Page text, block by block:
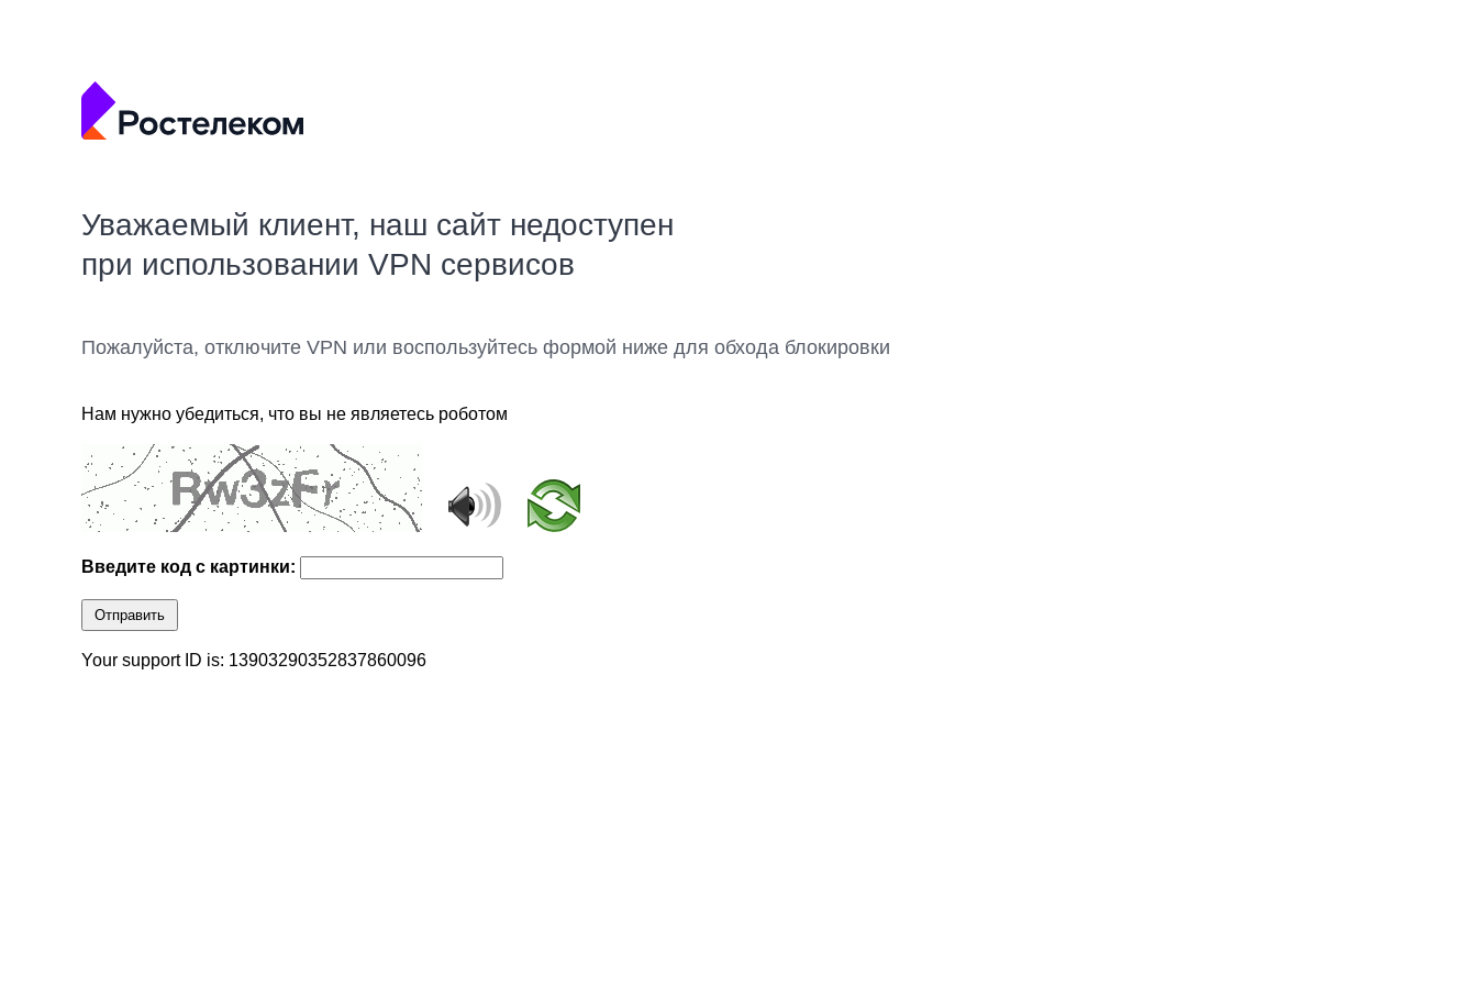
Уважаемый клиент, наш сайт недоступен
при использовании VPN сервисов
Пожалуйста, отключите VPN или воспользуйтесь формой ниже для обхода блокировки
Нам нужно убедиться, что вы не являетесь роботом
Введите код с картинки:
Отправить
Your support ID is: 13903290352837860096